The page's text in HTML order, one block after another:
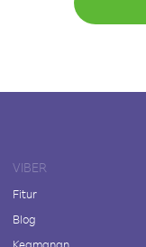
VIBER
Fitur
Blog